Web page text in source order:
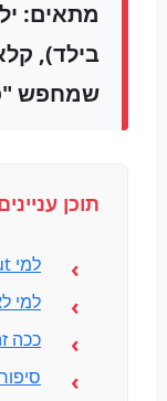
מתאים:
בילד),
שמחפש
תוכן
למי InsideOut מתאים?
למי
ככה